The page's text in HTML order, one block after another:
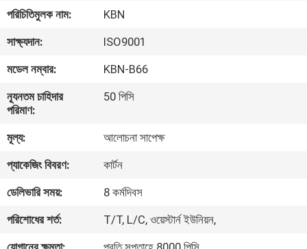
আমাদের
সম্পর্কে
কারখানা
ভ্রমণ
মান
নিয়ন্ত্রণ
যোগাযোগ
করুন
পরিচিতিমুলক নাম:
KBN
সাক্ষ্যদান:
ISO9001
মডেল নম্বার:
KBN-B66
ন্যূনতম চাহিদার
পরিমাণ:
50 পিসি
মূল্য:
আলোচনা সাপেক্ষ
প্যাকেজিং বিবরণ:
কার্টন
ডেলিভারি সময়:
8 কর্মদিবস
পরিশোধের শর্ত:
T/T, L/C, ওয়েস্টার্ন ইউনিয়ন,